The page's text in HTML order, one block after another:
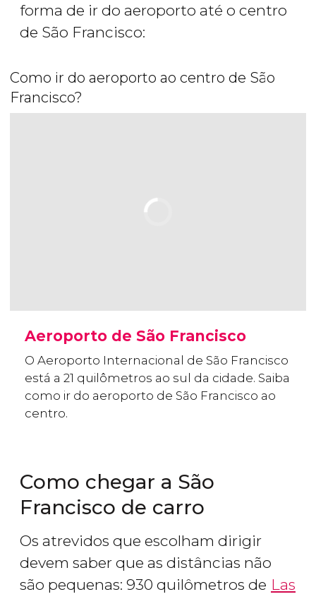
forma de ir do aeroporto até o centro
de São Francisco:
Como ir do aeroporto ao centro de São
Francisco?
Aeroporto de São Francisco
O Aeroporto Internacional de São Francisco
está a 21 quilômetros ao sul da cidade. Saiba
como ir do aeroporto de São Francisco ao
centro.
Como chegar a São
Francisco de carro
Os atrevidos que escolham dirigir
devem saber que as distâncias não
são pequenas: 930 quilômetros de Las